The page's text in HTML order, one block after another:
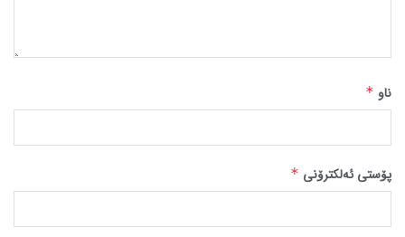
ناو *
پۆستی ئەلکترۆنی *